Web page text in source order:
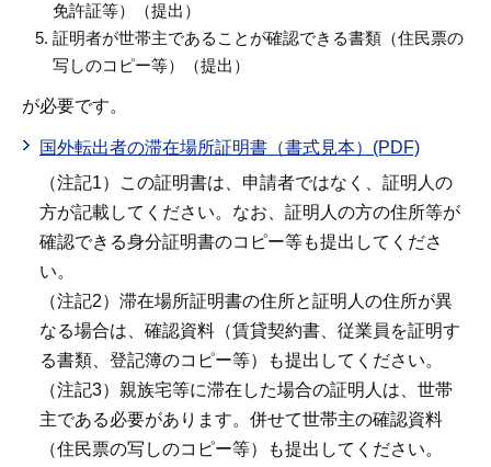
免許証等）（提出）
証明者が世帯主であることが確認できる書類（住民票の
写しのコピー等）（提出）
が必要です。
国外転出者の滞在場所証明書（書式見本）(PDF)
（注記1）この証明書は、申請者ではなく、証明人の
方が記載してください。なお、証明人の方の住所等が
確認できる身分証明書のコピー等も提出してくださ
い。
（注記2）滞在場所証明書の住所と証明人の住所が異
なる場合は、確認資料（賃貸契約書、従業員を証明す
る書類、登記簿のコピー等）も提出してください。
（注記3）親族宅等に滞在した場合の証明人は、世帯
主である必要があります。併せて世帯主の確認資料
（住民票の写しのコピー等）も提出してください。